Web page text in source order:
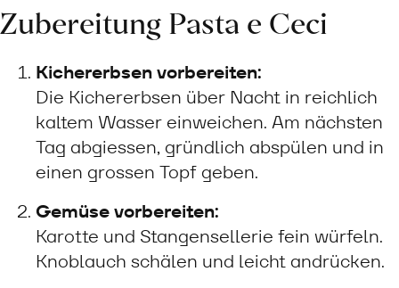
Zubereitung Pasta e Ceci
Kichererbsen vorbereiten:
Die Kichererbsen über Nacht in reichlich
kaltem Wasser einweichen. Am nächsten
Tag abgiessen, gründlich abspülen und in
einen grossen Topf geben.
Gemüse vorbereiten:
Karotte und Stangensellerie fein würfeln.
Knoblauch schälen und leicht andrücken.